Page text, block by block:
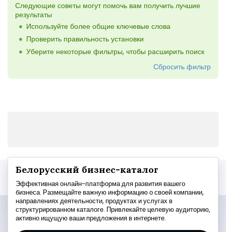
Следующие советы могут помочь вам получить лучшие
результаты
Используйте более общие ключевые слова
Проверить правильность установки
Уберите некоторые фильтры, чтобы расширить поиск
Сбросить фильтр
Белорусский бизнес-каталог
Эффективная онлайн-платформа для развития вашего
бизнеса. Размещайте важную информацию о своей компании,
направлениях деятельности, продуктах и услугах в
структурированном каталоге. Привлекайте целевую аудиторию,
активно ищущую ваши предложения в интернете.